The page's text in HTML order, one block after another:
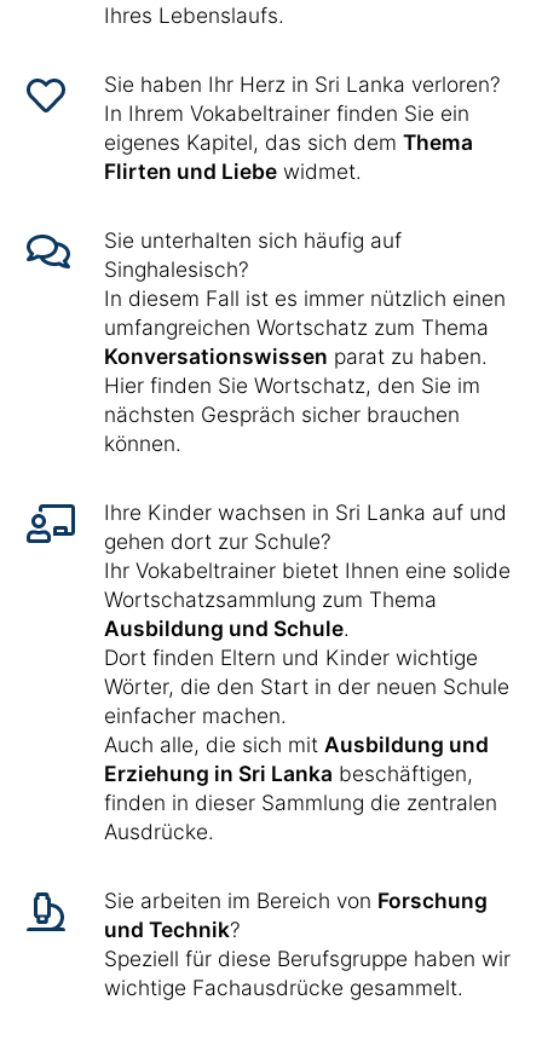
Ihres Lebenslaufs.
Sie haben Ihr Herz in Sri Lanka verloren?
In Ihrem Vokabeltrainer finden Sie ein
eigenes Kapitel, das sich dem Thema
Flirten und Liebe widmet.
Sie unterhalten sich häufig auf
Singhalesisch?
In diesem Fall ist es immer nützlich einen
umfangreichen Wortschatz zum Thema
Konversationswissen parat zu haben.
Hier finden Sie Wortschatz, den Sie im
nächsten Gespräch sicher brauchen
können.
Ihre Kinder wachsen in Sri Lanka auf und
gehen dort zur Schule?
Ihr Vokabeltrainer bietet Ihnen eine solide
Wortschatzsammlung zum Thema
Ausbildung und Schule.
Dort finden Eltern und Kinder wichtige
Wörter, die den Start in der neuen Schule
einfacher machen.
Auch alle, die sich mit Ausbildung und
Erziehung in Sri Lanka beschäftigen,
finden in dieser Sammlung die zentralen
Ausdrücke.
Sie arbeiten im Bereich von Forschung
und Technik?
Speziell für diese Berufsgruppe haben wir
wichtige Fachausdrücke gesammelt.